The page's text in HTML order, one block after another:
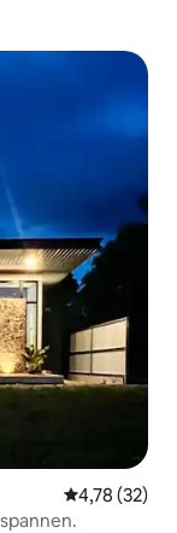
4,78 (32)